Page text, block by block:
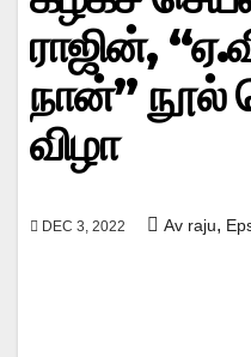
ராஜின்,
நான்” நூல்
விழா
DEC 3, 2022 Av raju,